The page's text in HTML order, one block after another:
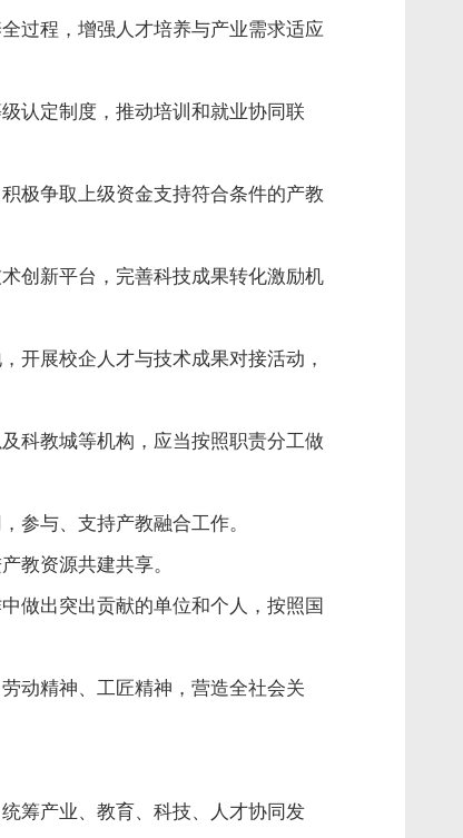
过程，增强人才培养与产业需求适应
认定制度，推动培训和就业协同联
极争取上级资金支持符合条件的产教
创新平台，完善科技成果转化激励机
开展校企人才与技术成果对接活动，
科教城等机构，应当按照职责分工做
参与、支持产教融合工作。
教资源共建共享。
做出突出贡献的单位和个人，按照国
动精神、工匠精神，营造全社会关
筹产业、教育、科技、人才协同发